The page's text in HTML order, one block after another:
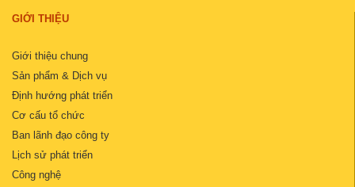
GIỚI THIỆU
Giới thiệu chung
Sản phẩm & Dịch vụ
Định hướng phát triển
Cơ cấu tổ chức
Ban lãnh đạo công ty
Lịch sử phát triển
Công nghệ